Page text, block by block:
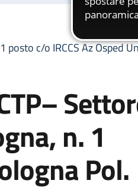
c/o IRCCS Az Osped
n. 1
Pol.